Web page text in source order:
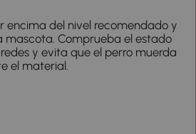
encima del nivel recomendado y
mascota. Comprueba el estado
y evita que el perro muerda
el material.